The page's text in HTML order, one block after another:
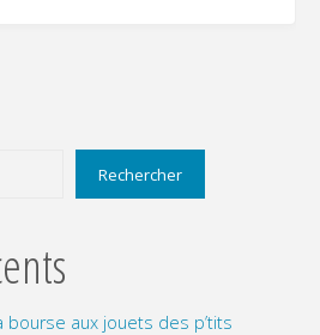
Rechercher
bourse aux jouets des p’tits